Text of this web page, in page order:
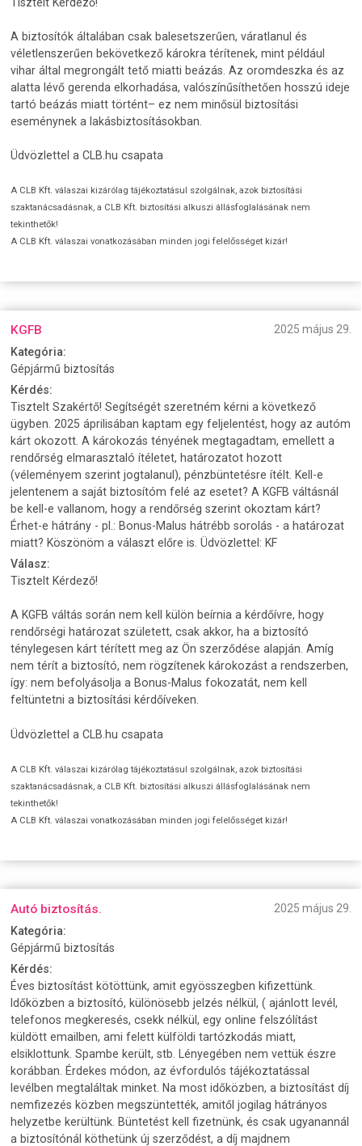
A biztosítók általában csak balesetszerűen, váratlanul és
véletlenszerűen bekövetkező károkra térítenek, mint például
vihar által megrongált tető miatti beázás. Az oromdeszka és az
alatta lévő gerenda elkorhadása, valószínűsíthetően hosszú ideje
tartó beázás miatt történt– ez nem minősül biztosítási
eseménynek a lakásbiztosításokban.
Üdvözlettel a CLB.hu csapata
A CLB Kft. válaszai kizárólag tájékoztatásul szolgálnak, azok biztosítási
szaktanácsadásnak, a CLB Kft. biztosítási alkuszi állásfoglalásának nem
tekinthetők!
A CLB Kft. válaszai vonatkozásában minden jogi felelősséget kizár!
KGFB
2025 május 29.
Kategória:
Gépjármű biztosítás
Kérdés:
Tisztelt Szakértő! Segítségét szeretném kérni a következő
ügyben. 2025 áprilisában kaptam egy feljelentést, hogy az autóm
kárt okozott. A károkozás tényének megtagadtam, emellett a
rendőrség elmarasztaló ítéletet, határozatot hozott
(véleményem szerint jogtalanul), pénzbüntetésre ítélt. Kell-e
jelentenem a saját biztosítóm felé az esetet? A KGFB váltásnál
be kell-e vallanom, hogy a rendőrség szerint okoztam kárt?
Érhet-e hátrány - pl.: Bonus-Malus hátrébb sorolás - a határozat
miatt? Köszönöm a választ előre is. Üdvözlettel: KF
Válasz:
Tisztelt Kérdező!
A KGFB váltás során nem kell külön beírnia a kérdőívre, hogy
rendőrségi határozat született, csak akkor, ha a biztosító
ténylegesen kárt térített meg az Ön szerződése alapján. Amíg
nem térít a biztosító, nem rögzítenek károkozást a rendszerben,
így: nem befolyásolja a Bonus-Malus fokozatát, nem kell
feltüntetni a biztosítási kérdőíveken.
Üdvözlettel a CLB.hu csapata
A CLB Kft. válaszai kizárólag tájékoztatásul szolgálnak, azok biztosítási
szaktanácsadásnak, a CLB Kft. biztosítási alkuszi állásfoglalásának nem
tekinthetők!
A CLB Kft. válaszai vonatkozásában minden jogi felelősséget kizár!
Autó biztosítás.
2025 május 29.
Kategória:
Gépjármű biztosítás
Kérdés:
Éves biztosítást kötöttünk, amit egyösszegben kifizettünk.
Időközben a biztosító, különösebb jelzés nélkül, ( ajánlott levél,
telefonos megkeresés, csekk nélkül, egy online felszólítást
küldött emailben, ami felett külföldi tartózkodás miatt,
elsiklottunk. Spambe került, stb. Lényegében nem vettük észre
korábban. Érdekes módon, az évfordulós tájékoztatással
levélben megtaláltak minket. Na most időközben, a biztosítást díj
nemfizezés közben megszüntették, amitől jogilag hátrányos
helyzetbe kerültünk. Büntetést kell fizetnünk, és csak ugyanannál
a biztosítónál köthetünk új szerződést, a díj majdnem